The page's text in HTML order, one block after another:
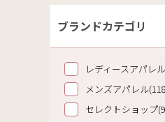
ブランドカテゴリ
レディースアパレ
メンズアパレル
セレクトショップ